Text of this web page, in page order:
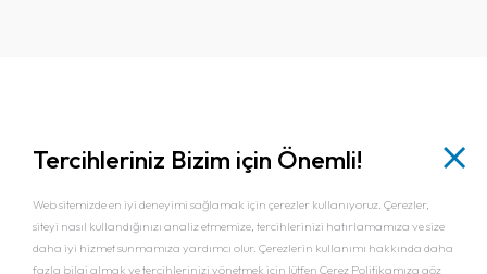
Tercihleriniz Bizim için Önemli!
Web sitemizde en iyi deneyimi sağlamak için çerezler kullanıyoruz. Çerezler,
siteyi nasıl kullandığınızı analiz etmemize, tercihlerinizi hatırlamamıza ve size
daha iyi hizmet sunmamıza yardımcı olur. Çerezlerin kullanımı hakkında daha
fazla bilgi almak ve tercihlerinizi yönetmek için lütfen Çerez Politikamıza göz
" Başarmak Harcımızda Var! "